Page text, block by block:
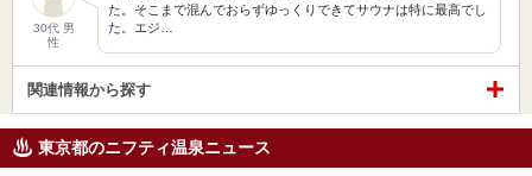
30代 男
性
た。そこまで混んでおらずゆっくりできてサウナは特に最高でし
た。エジ…
関連情報から探す
東京都のニフティ温泉ニュース